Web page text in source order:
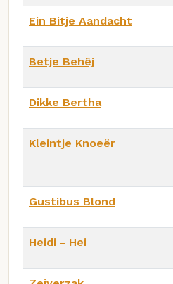
Ein Bitje Aandacht
Betje Behêj
Dikke Bertha
Kleintje Knoeër
Gustibus Blond
Heidi - Hei